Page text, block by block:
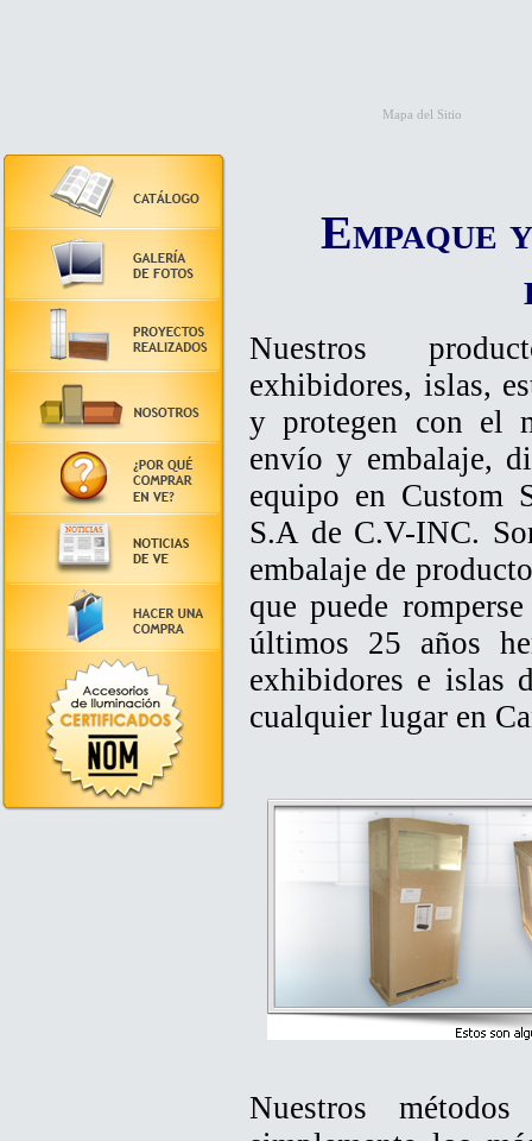
Mapa del Sitio
Empaque
Nuestros
exhibidores, islas,
y protegen con el
envío y embalaje,
equipo en Custom
S.A de C.V-INC.
embalaje de
que puede
últimos 25 años
exhibidores e islas
cualquier lugar en
Nuestros